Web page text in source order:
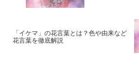
「イケマ」の花言葉とは？色や由来など
花言葉を徹底解説